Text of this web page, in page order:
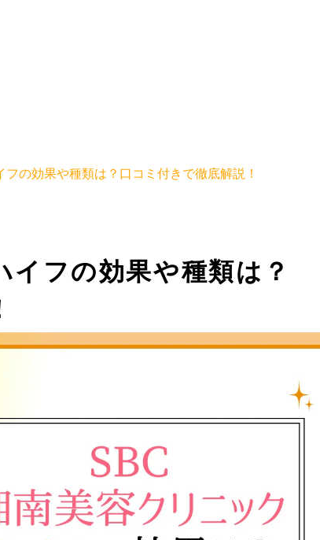
の効果や種類は？口コミ付きで徹底解説！
フの効果や種類は？